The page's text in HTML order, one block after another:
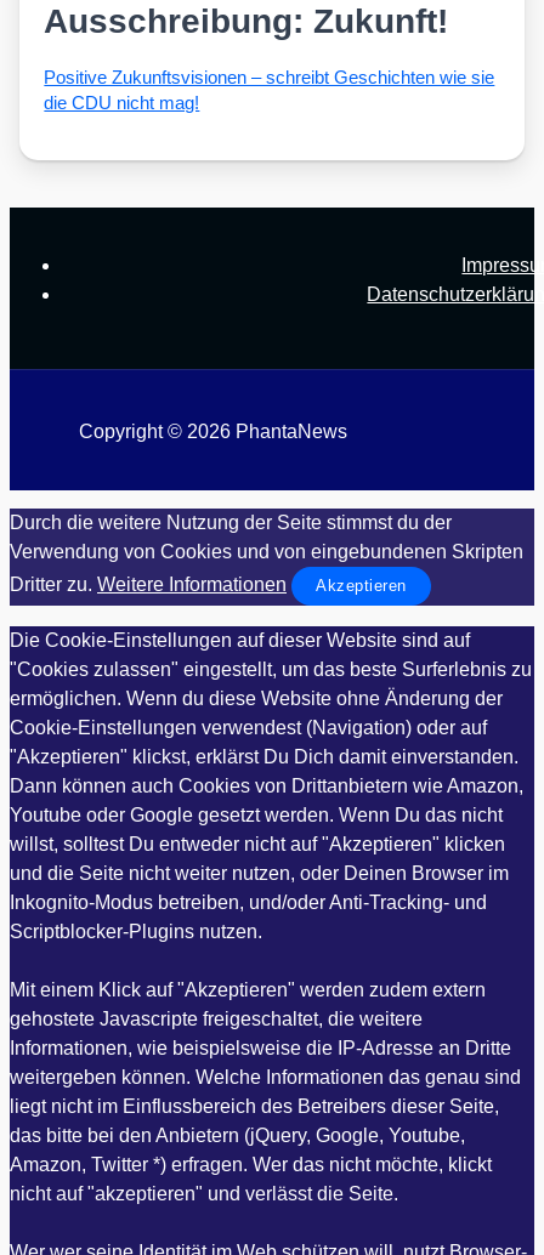
Ausschreibung: Zukunft!
Posi­ti­ve Zukunfts­vi­sio­nen – schreibt Geschich­ten wie sie
die CDU nicht mag!
Copyright © 2026 PhantaNews
Durch die weitere Nutzung der Seite stimmst du der
Verwendung von Cookies und von eingebundenen Skripten
Dritter zu. Weitere Informationen Akzeptieren
Die Cookie-Einstellungen auf dieser Website sind auf
"Cookies zulassen" eingestellt, um das beste Surferlebnis zu
ermöglichen. Wenn du diese Website ohne Änderung der
Cookie-Einstellungen verwendest (Navigation) oder auf
"Akzeptieren" klickst, erklärst Du Dich damit einverstanden.
Dann können auch Cookies von Drittanbietern wie Amazon,
Youtube oder Google gesetzt werden. Wenn Du das nicht
willst, solltest Du entweder nicht auf "Akzeptieren" klicken
und die Seite nicht weiter nutzen, oder Deinen Browser im
Inkognito-Modus betreiben, und/oder Anti-Tracking- und
Scriptblocker-Plugins nutzen.
Mit einem Klick auf "Akzeptieren" werden zudem extern
gehostete Javascripte freigeschaltet, die weitere
Informationen, wie beispielsweise die IP-Adresse an Dritte
weitergeben können. Welche Informationen das genau sind
liegt nicht im Einflussbereich des Betreibers dieser Seite,
das bitte bei den Anbietern (jQuery, Google, Youtube,
Amazon, Twitter *) erfragen. Wer das nicht möchte, klickt
nicht auf "akzeptieren" und verlässt die Seite.